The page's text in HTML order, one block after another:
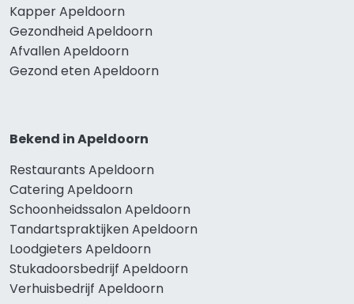
Kapper Apeldoorn
Gezondheid Apeldoorn
Afvallen Apeldoorn
Gezond eten Apeldoorn
Bekend in Apeldoorn
Restaurants Apeldoorn
Catering Apeldoorn
Schoonheidssalon Apeldoorn
Tandartspraktijken Apeldoorn
Loodgieters Apeldoorn
Stukadoorsbedrijf Apeldoorn
Verhuisbedrijf Apeldoorn